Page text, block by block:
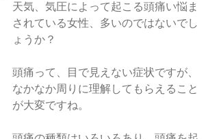
天気、気圧によって起こる頭痛い悩ま
されている女性、多いのではないでし
ょうか？
頭痛って、目で見えない症状ですが、
なかなか周りに理解してもらえること
が大変ですね。